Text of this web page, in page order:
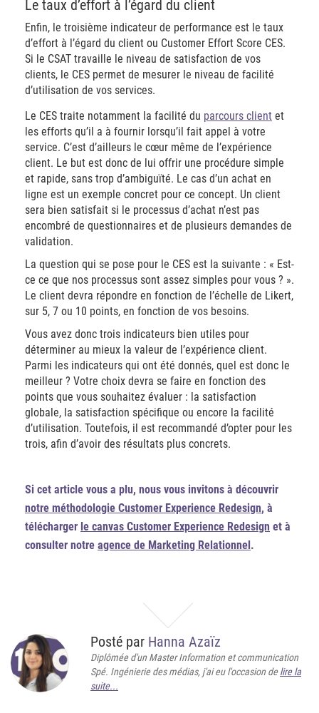
Le taux d’effort à l’égard du client
Enfin, le troisième indicateur de performance est le taux
d’effort à l’égard du client ou Customer Effort Score CES.
Si le CSAT travaille le niveau de satisfaction de vos
clients, le CES permet de mesurer le niveau de facilité
d’utilisation de vos services.
Le CES traite notamment la facilité du parcours client et
les efforts qu’il a à fournir lorsqu’il fait appel à votre
service. C’est d’ailleurs le cœur même de l’expérience
client. Le but est donc de lui offrir une procédure simple
et rapide, sans trop d’ambiguïté. Le cas d’un achat en
ligne est un exemple concret pour ce concept. Un client
sera bien satisfait si le processus d’achat n’est pas
encombré de questionnaires et de plusieurs demandes de
validation.
La question qui se pose pour le CES est la suivante : « Est-
ce ce que nos processus sont assez simples pour vous ? ».
Le client devra répondre en fonction de l’échelle de Likert,
sur 5, 7 ou 10 points, en fonction de vos besoins.
Vous avez donc trois indicateurs bien utiles pour
déterminer au mieux la valeur de l’expérience client.
Parmi les indicateurs qui ont été donnés, quel est donc le
meilleur ? Votre choix devra se faire en fonction des
points que vous souhaitez évaluer : la satisfaction
globale, la satisfaction spécifique ou encore la facilité
d’utilisation. Toutefois, il est recommandé d’opter pour les
trois, afin d’avoir des résultats plus concrets.
Si cet article vous a plu, nous vous invitons à découvrir
notre méthodologie Customer Experience Redesign, à
télécharger le canvas Customer Experience Redesign et à
consulter notre agence de Marketing Relationnel.
Posté par Hanna Azaïz
Diplômée d'un Master Information et communication
Spé. Ingénierie des médias, j'ai eu l'occasion delire la
suite...